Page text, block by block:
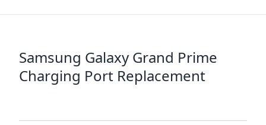
Samsung Galaxy Grand Prime
Charging Port Replacement